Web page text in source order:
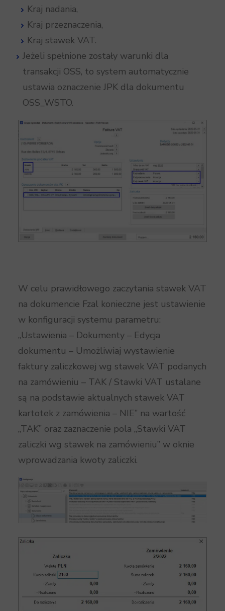
Kraj nadania,
Kraj przeznaczenia,
Kraj stawek VAT.
Jeżeli spełnione zostały warunki dla
transakcji OSS, to system automatycznie
ustawia oznaczenie JPK dla dokumentu
OSS_WSTO.
W celu prawidłowego zaczytania stawek VAT
na dokumencie Fzal konieczne jest ustawienie
w konfiguracji systemu parametru:
„Ustawienia – Dokumenty – Edycja
dokumentu – Umożliwiaj wystawienie
faktury zaliczkowej wg stawek VAT podanych
na zamówieniu – TAK / Stawki VAT ustalane
są na podstawie aktualnych stawek VAT
kartotek z zamówienia – NIE” na wartość
„TAK” oraz zaznaczenie pola „Stawki VAT
zaliczki wg stawek na zamówieniu” w oknie
wprowadzania kwoty zaliczki.